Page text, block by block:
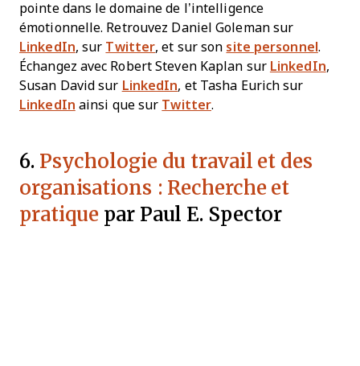
pointe dans le domaine de l’intelligence
émotionnelle. Retrouvez Daniel Goleman sur
LinkedIn, sur Twitter, et sur son site personnel .
Échangez avec Robert Steven Kaplan sur LinkedIn,
Susan David sur LinkedIn, et Tasha Eurich sur
LinkedIn ainsi que sur Twitter.
6. Psychologie du travail et des
organisations : Recherche et
pratique par Paul E. Spector